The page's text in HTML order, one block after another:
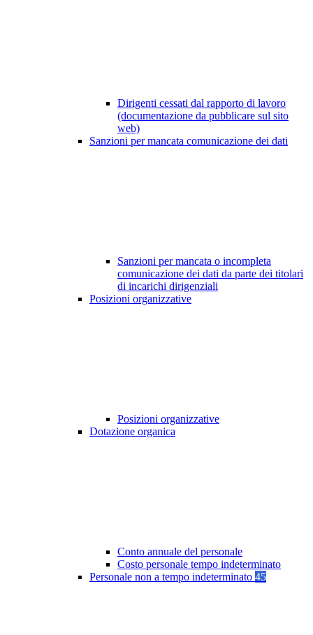
Dirigenti cessati dal rapporto di lavoro
(documentazione da pubblicare sul sito
web)
Sanzioni per mancata comunicazione dei dati
Sanzioni per mancata o incompleta
comunicazione dei dati da parte dei titolari
di incarichi dirigenziali
Posizioni organizzative
Posizioni organizzative
Dotazione organica
Conto annuale del personale
Costo personale tempo indeterminato
Personale non a tempo indeterminato 45